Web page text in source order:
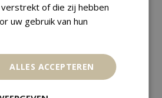
of die zij hebben
uw gebruik van hun
ALLES ACCEPTEREN